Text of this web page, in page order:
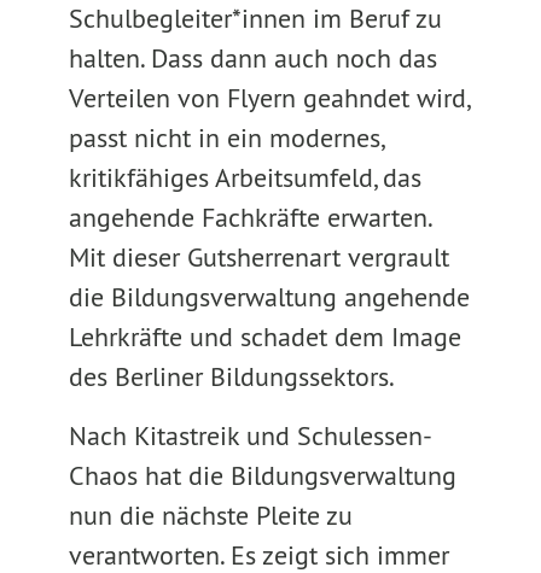
Schulbegleiter*innen im Beruf zu
halten. Dass dann auch noch das
Verteilen von Flyern geahndet wird,
passt nicht in ein modernes,
kritikfähiges Arbeitsumfeld, das
angehende Fachkräfte erwarten.
Mit dieser Gutsherrenart vergrault
die Bildungsverwaltung angehende
Lehrkräfte und schadet dem Image
des Berliner Bildungssektors.
Nach Kitastreik und Schulessen-
Chaos hat die Bildungsverwaltung
nun die nächste Pleite zu
verantworten. Es zeigt sich immer